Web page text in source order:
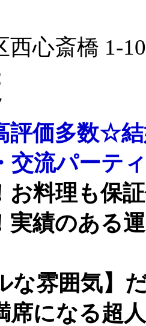
西心斎橋 1-
価多数☆結
交流パーテ
お料理も保
実績のある
な雰囲気】
席になる超